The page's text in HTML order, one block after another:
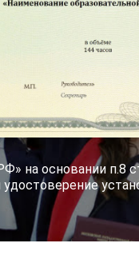
на основании п.8